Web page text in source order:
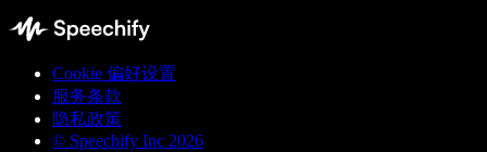
Cookie 偏好设置
服务条款
隐私政策
© Speechify Inc 2026